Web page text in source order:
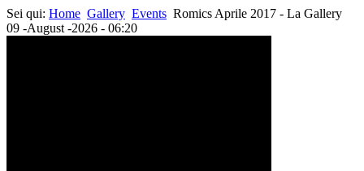
Sei qui: Home Gallery Events Romics Aprile 2017 - La Gallery
09 -August -2026 - 06:20